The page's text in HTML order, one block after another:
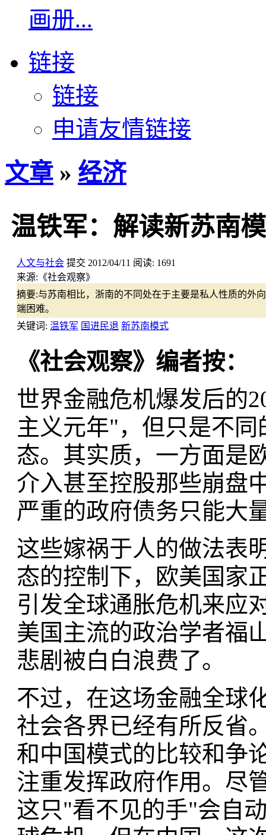
画册...
链接
链接
申请友情链接
文章 » 经济
温铁军：解读新苏南
人文与社会 提交 2012/04/11 阅读: 1691
来源: 《社会观察》
摘要:与苏南相比，浙南的不同处在于主要是私人性质的外
端困难。
关键词: 温铁军 国进民退 新苏南模式
《社会观察》编者按：
世界金融危机爆发后的
主义元年"，但只是不
态。其实质，一方面是
介入甚至控股那些崩盘
严重的政府债务只能大
这些嫁祸于人的做法表
态的控制下，欧美国家
引发全球通胀危机来应
美国主流的政治学者福
悲剧被白白浪费了。
不过，在这场金融全球
社会各界已经有所反省
和中国模式的比较和争
注重发挥政府作用。尽
这只"看不见的手"会自